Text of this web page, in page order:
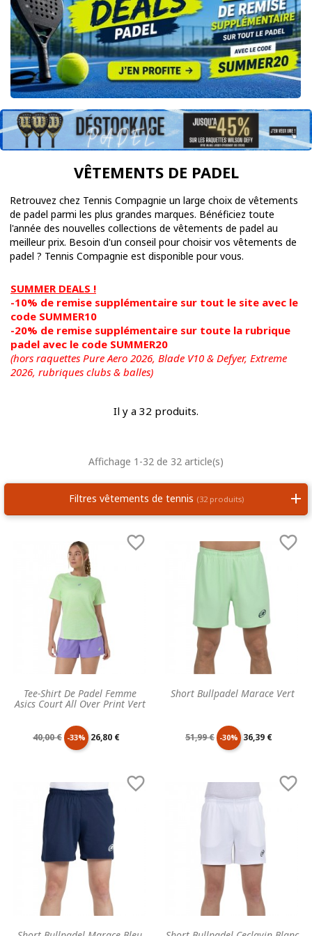
VÊTEMENTS DE PADEL
Retrouvez chez Tennis Compagnie un large choix de vêtements
de padel parmi les plus grandes marques. Bénéficiez toute
l'année des nouvelles collections de vêtements de padel au
meilleur prix. Besoin d'un conseil pour choisir vos vêtements de
padel ? Tennis Compagnie est disponible pour vous.
SUMMER DEALS !
-10% de remise supplémentaire sur tout le site avec le
code SUMMER10
-20% de remise supplémentaire sur toute la rubrique
padel avec le code SUMMER20
(hors raquettes Pure Aero 2026, Blade V10 & Defyer, Extreme
2026, rubriques clubs & balles)
Il y a 32 produits.
Affichage 1-32 de 32 article(s)
Filtres vêtements de tennis (32 produits)
Tee-Shirt De Padel Femme
Asics Court All Over Print Vert

Prix
base
40,00 € -33% Prix
26,80 €
Short Bullpadel Marace Vert

Prix
base
51,99 € -30% Prix
36,39 €
 